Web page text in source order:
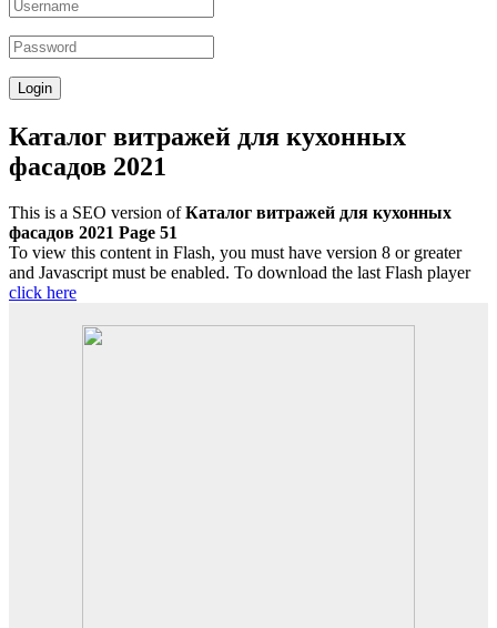
Каталог витражей для кухонных
фасадов 2021
This is a SEO version ofКаталог витражей для кухонных
фасадов 2021 Page 51
To view this content in Flash, you must have version 8 or greater
and Javascript must be enabled. To download the last Flash player
click here